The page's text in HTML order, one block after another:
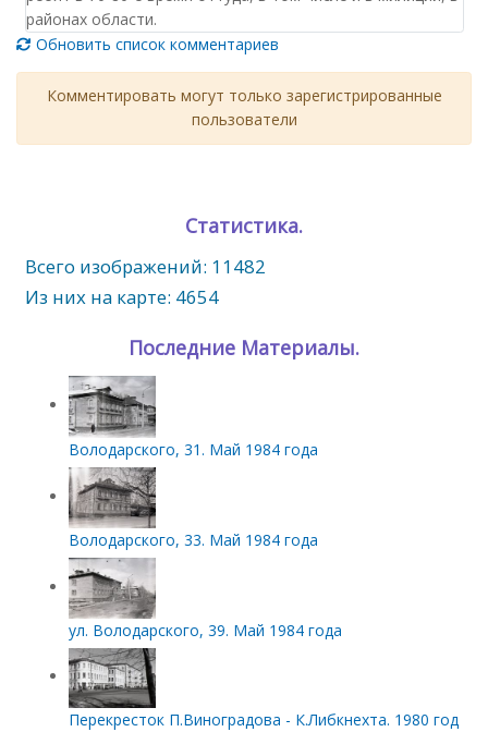
районах области.
Обновить список комментариев
Комментировать могут только зарегистрированные
пользователи
Статистика.
Всего изображений: 11482
Из них на карте: 4654
Последние Материалы.
Володарского, 31. Май 1984 года
Володарского, 33. Май 1984 года
ул. Володарского, 39. Май 1984 года
Перекресток П.Виноградова - К.Либкнехта. 1980 год